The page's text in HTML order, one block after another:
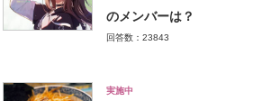
のメンバーは？
回答数：23843
実施中